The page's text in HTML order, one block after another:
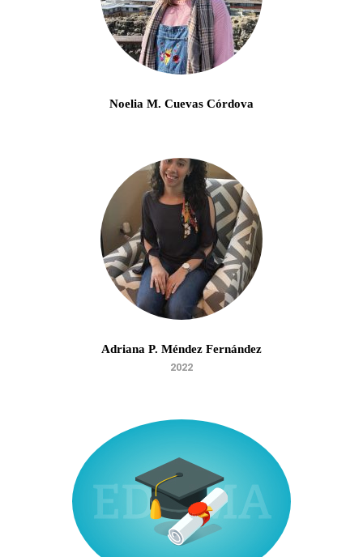
Noelia M. Cuevas Córdova
Adriana P. Méndez Fernández
2022